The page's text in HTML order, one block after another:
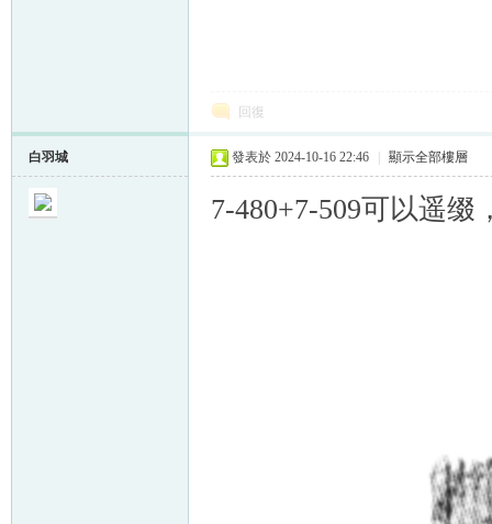
回復
白羽城 發表於 2024-10-16 22:46 顯示全部樓層
7-480+7-509可以遥